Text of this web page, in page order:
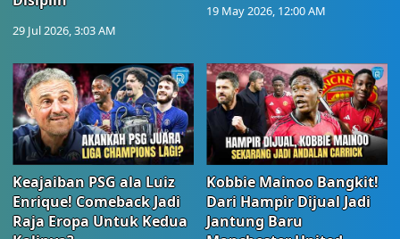
29 Jul 2026, 3:03 AM
19 May 2026, 12:00 AM
Keajaiban PSG ala Luiz
Enrique! Comeback Jadi
Raja Eropa Untuk Kedua
Kobbie Mainoo Bangkit!
Dari Hampir Dijual Jadi
Jantung Baru